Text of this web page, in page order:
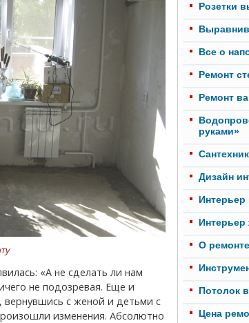
не подозревая. Еще и
вернувшись с женой и детьми с
изменения. Абсолютно
Розетки
Все о
Ремонт
Ремонт
руками»
Дизайн
Интерьер
О
Потолок
Цена